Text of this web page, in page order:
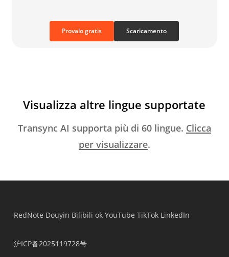
Provalo gratis Scaricamento
Visualizza altre lingue supportate
Transync AI supporta più di 60 lingue. Clicca
per visualizzare.
RedNote Douyin Bilibili ok YouTube TikTok LinkedIn
沪ICP备2025119728号